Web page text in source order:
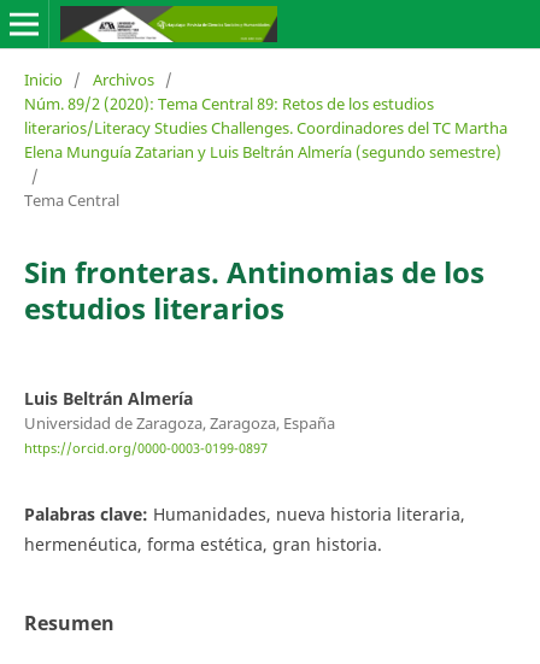
Inicio / Archivos /
Núm. 89/2 (2020): Tema Central 89: Retos de los estudios
literarios/Literacy Studies Challenges. Coordinadores del TC Martha
Elena Munguía Zatarian y Luis Beltrán Almería (segundo semestre)
/
Tema Central
Sin fronteras. Antinomias de los
estudios literarios
Luis Beltrán Almería
Universidad de Zaragoza, Zaragoza, España
https://orcid.org/0000-0003-0199-0897
Palabras clave: Humanidades, nueva historia literaria,
hermenéutica, forma estética, gran historia.
Resumen